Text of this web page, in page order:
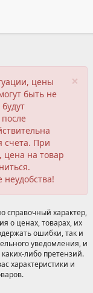
×
цены
быть не
счета. При
на товар
справочный характер,
о ценах, товарах, их
ошибки, так и
уведомления, и
либо претензий.
характеристики и